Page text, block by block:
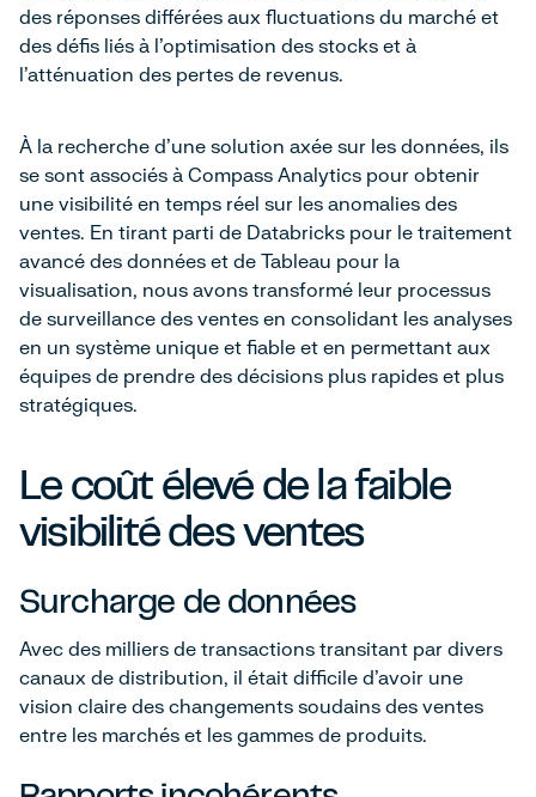
des réponses différées aux fluctuations du marché et
des défis liés à l'optimisation des stocks et à
l'atténuation des pertes de revenus.
À la recherche d'une solution axée sur les données, ils
se sont associés à Compass Analytics pour obtenir
une visibilité en temps réel sur les anomalies des
ventes. En tirant parti de Databricks pour le traitement
avancé des données et de Tableau pour la
visualisation, nous avons transformé leur processus
de surveillance des ventes en consolidant les analyses
en un système unique et fiable et en permettant aux
équipes de prendre des décisions plus rapides et plus
stratégiques.
Le coût élevé de la faible
visibilité des ventes
Surcharge de données
Avec des milliers de transactions transitant par divers
canaux de distribution, il était difficile d'avoir une
vision claire des changements soudains des ventes
entre les marchés et les gammes de produits.